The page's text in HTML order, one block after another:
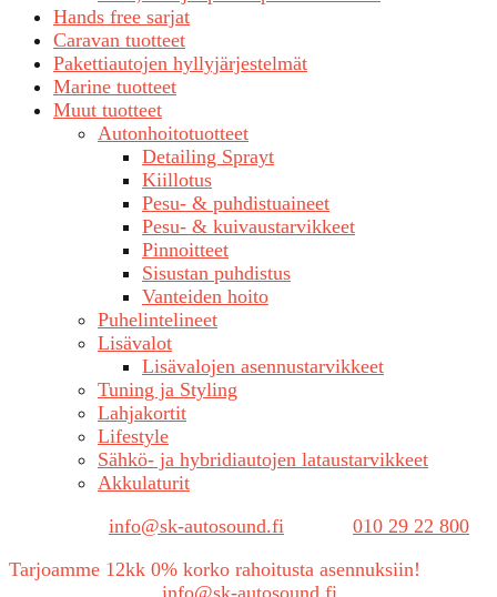
Hands free sarjat
Caravan tuotteet
Pakettiautojen hyllyjärjestelmät
Marine tuotteet
Muut tuotteet
Autonhoitotuotteet
Detailing Sprayt
Kiillotus
Pesu- & puhdistuaineet
Pesu- & kuivaustarvikkeet
Pinnoitteet
Sisustan puhdistus
Vanteiden hoito
Puhelintelineet
Lisävalot
Lisävalojen asennustarvikkeet
Tuning ja Styling
Lahjakortit
Lifestyle
Sähkö- ja hybridiautojen lataustarvikkeet
Akkulaturit
info@sk-autosound.fi
010 29 22 800
Tarjoamme 12kk 0% korko rahoitusta asennuksiin!
info@sk-autosound.fi